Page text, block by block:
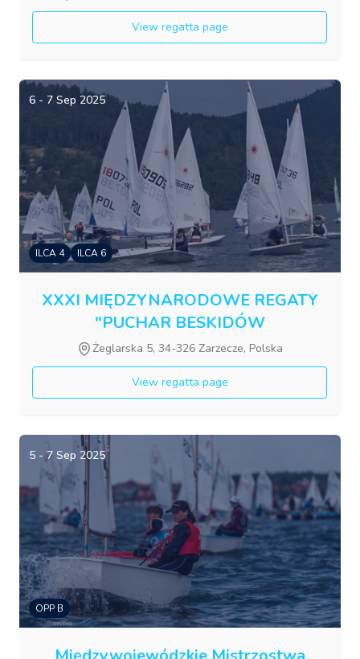
View regatta page
6 - 7 Sep 2025
ILCA 4 ILCA 6
XXXI MIĘDZYNARODOWE REGATY
"PUCHAR BESKIDÓW
INTERPUCHAR"
Żeglarska 5, 34-326 Zarzecze, Polska
View regatta page
5 - 7 Sep 2025
OPP B